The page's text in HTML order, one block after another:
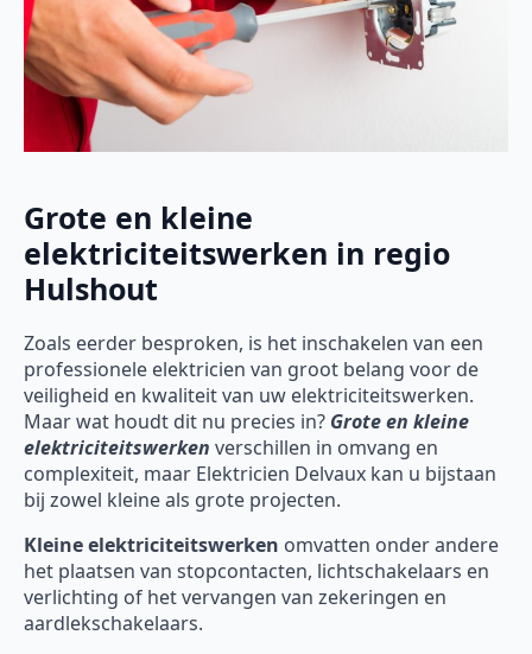
Grote en kleine
elektriciteitswerken in regio
Hulshout
Zoals eerder besproken, is het inschakelen van een
professionele elektricien van groot belang voor de
veiligheid en kwaliteit van uw elektriciteitswerken.
Maar wat houdt dit nu precies in? Grote en kleine
elektriciteitswerken verschillen in omvang en
complexiteit, maar Elektricien Delvaux kan u bijstaan
bij zowel kleine als grote projecten.
Kleine elektriciteitswerken omvatten onder andere
het plaatsen van stopcontacten, lichtschakelaars en
verlichting of het vervangen van zekeringen en
aardlekschakelaars.